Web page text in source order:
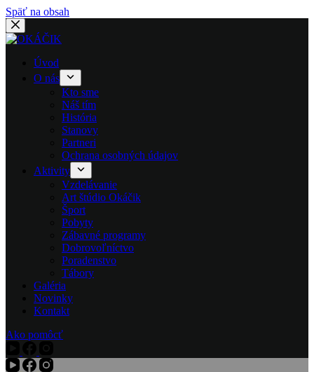
Späť na obsah
Úvod
O nás
Kto sme
Náš tím
História
Stanovy
Partneri
Ochrana osobných údajov
Aktivity
Vzdelávanie
Art štúdio Okáčik
Šport
Pobyty
Zábavné programy
Dobrovoľníctvo
Poradenstvo
Tábory
Galéria
Novinky
Kontakt
Ako pomôcť